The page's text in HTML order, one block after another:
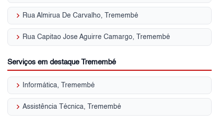
keyboard_arrow_right Rua Almirua De Carvalho, Tremembé
keyboard_arrow_right Rua Capitao Jose Aguirre Camargo, Tremembé
Serviços em destaque Tremembé
keyboard_arrow_right Informática, Tremembé
keyboard_arrow_right Assistência Técnica, Tremembé